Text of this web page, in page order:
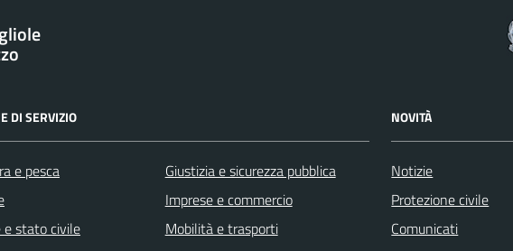
DI SERVIZIO
e pesca
e stato civile
Giustizia e sicurezza pubblica
Imprese e commercio
Mobilità e trasporti
NOVITÀ
Notizie
Protezione civile
Comunicati